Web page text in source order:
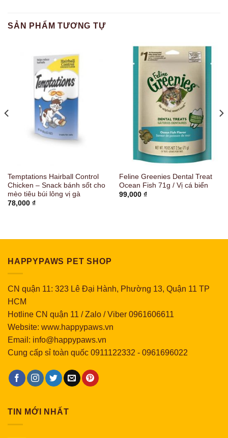
SẢN PHẨM TƯƠNG TỰ
Temptations Hairball Control
Chicken – Snack bánh sốt cho
mèo tiêu búi lông vị gà
78,000 ₫
Feline Greenies Dental Treat
Ocean Fish 71g / Vị cá biển
99,000 ₫
HAPPYPAWS PET SHOP
CN quận 11: 323 Lê Đại Hành, Phường 13, Quận 11 TP
HCM
Hotline CN quận 11 / Zalo / Viber 0961606611
Website: www.happypaws.vn
Email: info@happypaws.vn
Cung cấp sỉ toàn quốc 0911122332 - 0961696022
TIN MỚI NHẤT